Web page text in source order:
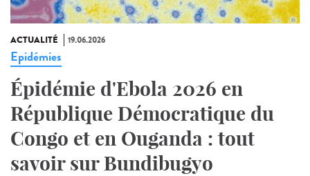
ACTUALITÉ 19.06.2026
Epidémies
Épidémie d'Ebola 2026 en
République Démocratique du
Congo et en Ouganda : tout
savoir sur Bundibugyo